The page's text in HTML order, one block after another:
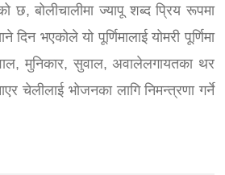
छ, बोलीचालीमा ज्यापू शब्द प्रिय रूपमा
भएकोले यो पूर्णिमालाई योमरी पूर्णिमा
मुनिकार, सुवाल, अवालेलगायतका थर
चेलीलाई भोजनका लागि निमन्त्रणा गर्ने